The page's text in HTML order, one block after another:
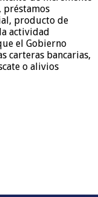
préstamos
producto de
actividad
el Gobierno
carteras bancarias,
o alivios